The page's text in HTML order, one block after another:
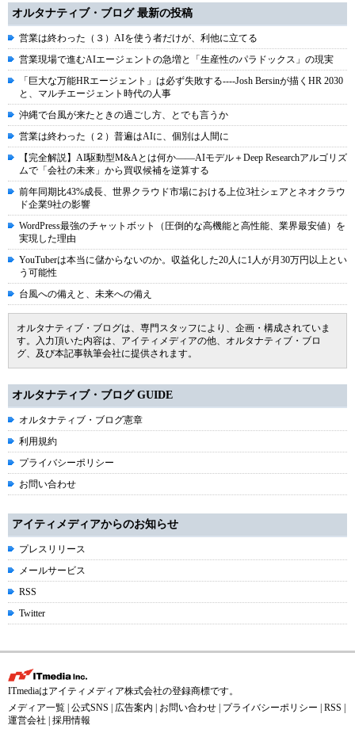
オルタナティブ・ブログ 最新の投稿
営業は終わった（３）AIを使う者だけが、利他に立てる
営業現場で進むAIエージェントの急増と「生産性のパラドックス」の現実
「巨大な万能HRエージェント」は必ず失敗する----Josh Bersinが描くHR 2030
と、マルチエージェント時代の人事
沖縄で台風が来たときの過ごし方、とでも言うか
営業は終わった（２）普遍はAIに、個別は人間に
【完全解説】AI駆動型M&Aとは何か――AIモデル＋Deep Researchアルゴリズ
ムで「会社の未来」から買収候補を逆算する
前年同期比43%成長、世界クラウド市場における上位3社シェアとネオクラウ
ド企業9社の影響
WordPress最強のチャットボット（圧倒的な高機能と高性能、業界最安値）を
実現した理由
YouTuberは本当に儲からないのか。収益化した20人に1人が月30万円以上とい
う可能性
台風への備えと、未来への備え
オルタナティブ・ブログは、専門スタッフにより、企画・構成されていま
す。入力頂いた内容は、アイティメディアの他、オルタナティブ・ブロ
グ、及び本記事執筆会社に提供されます。
オルタナティブ・ブログ GUIDE
オルタナティブ・ブログ憲章
利用規約
プライバシーポリシー
お問い合わせ
アイティメディアからのお知らせ
プレスリリース
メールサービス
RSS
Twitter
ITmediaはアイティメディア株式会社の登録商標です。
メディア一覧 公式SNS 広告案内 お問い合わせ プライバシーポリシー RSS
運営会社
採用情報